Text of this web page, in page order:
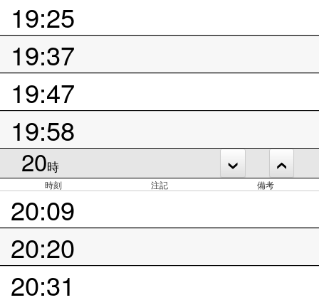
19:25
19:37
19:47
19:58
20時
時刻 注記 備考
20:09
20:20
20:31